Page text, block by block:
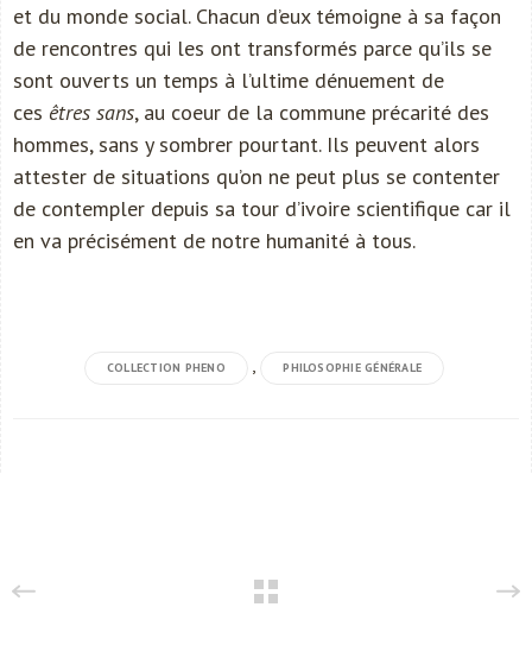
et du monde social. Chacun d’eux témoigne à sa façon
de rencontres qui les ont transformés parce qu’ils se
sont ouverts un temps à l’ultime dénuement de
ces êtres sans, au coeur de la commune précarité des
hommes, sans y sombrer pourtant. Ils peuvent alors
attester de situations qu’on ne peut plus se contenter
de contempler depuis sa tour d’ivoire scientifique car il
en va précisément de notre humanité à tous.
COLLECTION PHENO , PHILOSOPHIE GÉNÉRALE